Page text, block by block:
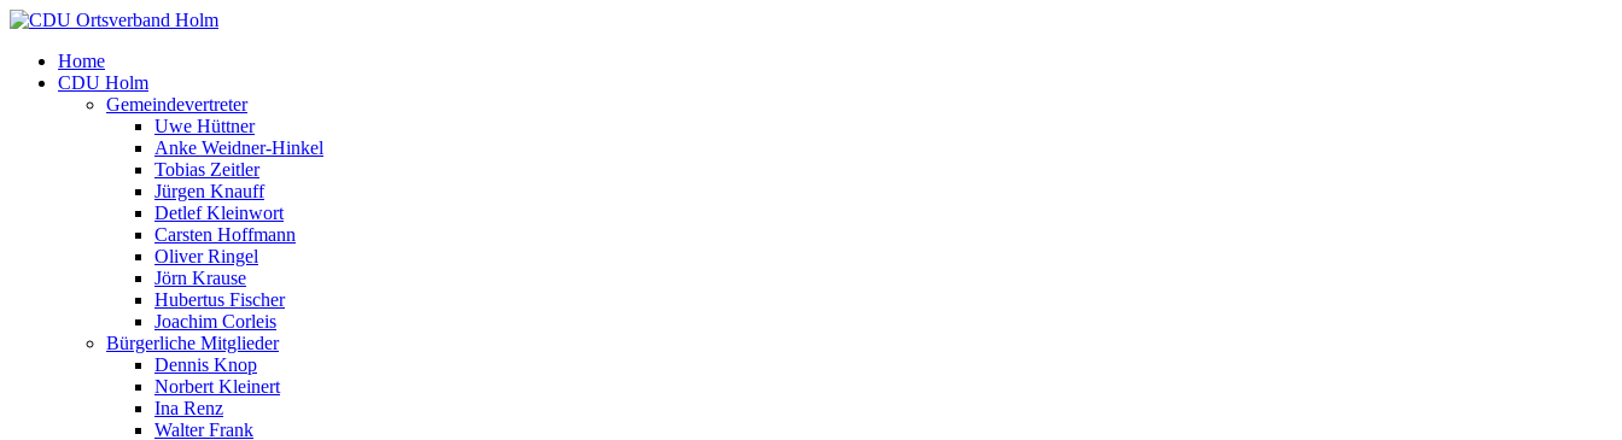
Home
CDU Holm
Gemeindevertreter
Uwe Hüttner
Anke Weidner-Hinkel
Tobias Zeitler
Jürgen Knauff
Detlef Kleinwort
Carsten Hoffmann
Oliver Ringel
Jörn Krause
Hubertus Fischer
Joachim Corleis
Bürgerliche Mitglieder
Dennis Knop
Norbert Kleinert
Ina Renz
Walter Frank